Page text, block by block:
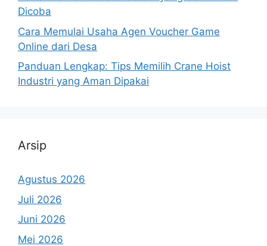
Dicoba
Cara Memulai Usaha Agen Voucher Game
Online dari Desa
Panduan Lengkap: Tips Memilih Crane Hoist
Industri yang Aman Dipakai
Arsip
Agustus 2026
Juli 2026
Juni 2026
Mei 2026